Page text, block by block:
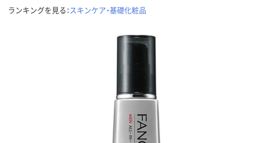
ランキングを見る：スキンケア・基礎化粧品